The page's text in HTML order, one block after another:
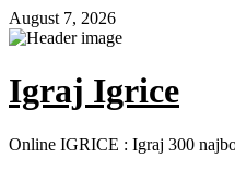
Skip
to
August 7, 2026
Igraj Igrice
Online IGRICE : Igraj 300